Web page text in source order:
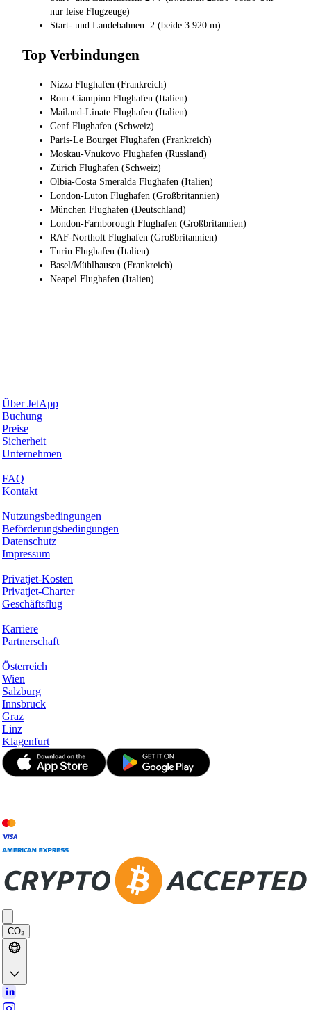
nur leise Flugzeuge)
Start- und Landebahnen: 2 (beide 3.920 m)
Top Verbindungen
Nizza Flughafen (Frankreich)
Rom-Ciampino Flughafen (Italien)
Mailand-Linate Flughafen (Italien)
Genf Flughafen (Schweiz)
Paris-Le Bourget Flughafen (Frankreich)
Moskau-Vnukovo Flughafen (Russland)
Zürich Flughafen (Schweiz)
Olbia-Costa Smeralda Flughafen (Italien)
London-Luton Flughafen (Großbritannien)
München Flughafen (Deutschland)
London-Farnborough Flughafen (Großbritannien)
RAF-Northolt Flughafen (Großbritannien)
Turin Flughafen (Italien)
Basel/Mühlhausen (Frankreich)
Neapel Flughafen (Italien)
Über JetApp
Buchung
Preise
Sicherheit
Unternehmen
FAQ
Kontakt
Nutzungsbedingungen
Beförderungsbedingungen
Datenschutz
Impressum
Privatjet-Kosten
Privatjet-Charter
Geschäftsflug
Karriere
Partnerschaft
Österreich
Wien
Salzburg
Innsbruck
Graz
Linz
Klagenfurt
CO₂